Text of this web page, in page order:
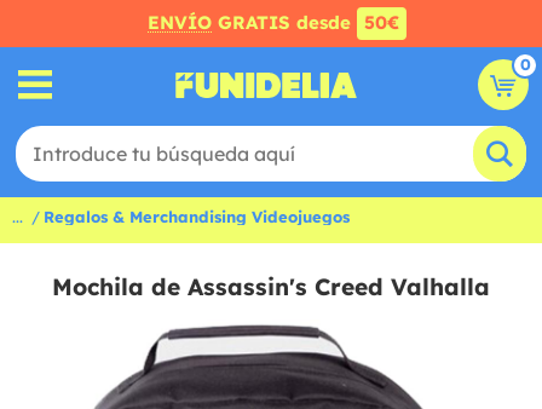
ENVÍO GRATIS desde 50€
0
... Regalos & Merchandising Videojuegos
Mochila de Assassin's Creed Valhalla